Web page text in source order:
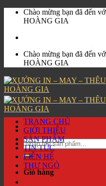
Skip
Chào mừng bạn đã đến
HOÀNG GIA
Chào mừng bạn đã đến
HOÀNG GIA
Tìm
kiếm:
Giỏ hàng
TRANG CHỦ
GIỚI THIỆU
SẢN PHẨM
TIN TỨC
LIÊN HỆ
THƯ NGỎ